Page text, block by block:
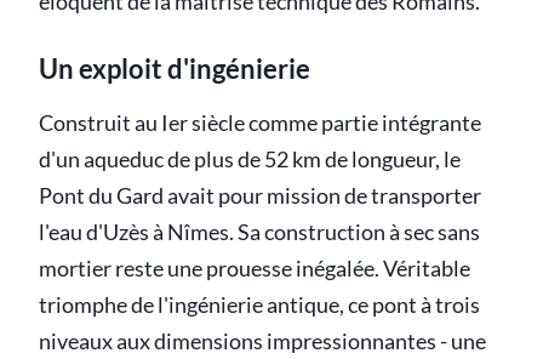
Un exploit d'ingénierie
Construit au Ier siècle comme partie intégrante
d'un aqueduc de plus de 52 km de longueur, le
Pont du Gard avait pour mission de transporter
l'eau d'Uzès à Nîmes. Sa construction à sec sans
mortier reste une prouesse inégalée. Véritable
triomphe de l'ingénierie antique, ce pont à trois
niveaux aux dimensions impressionnantes - une